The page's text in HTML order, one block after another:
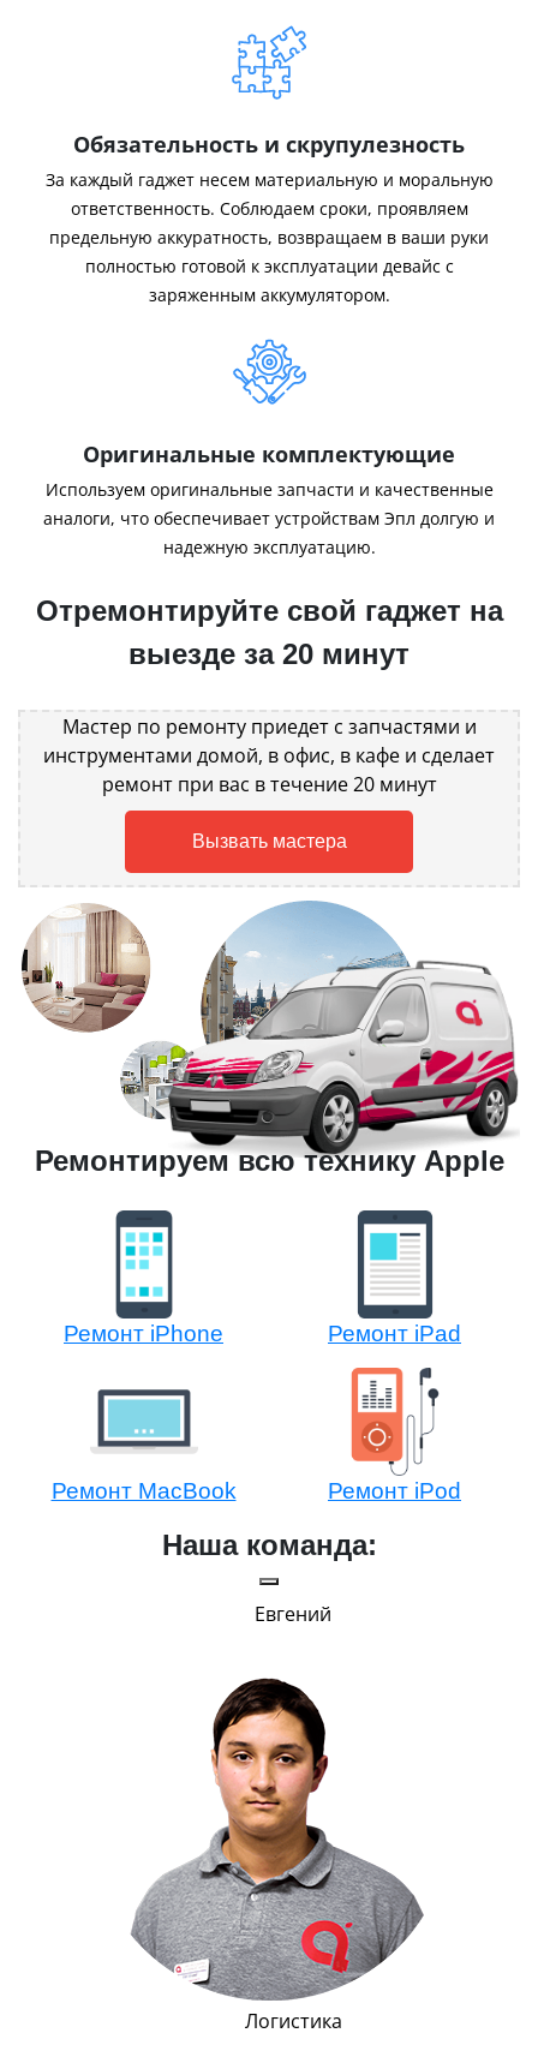
Обязательность и скрупулезность
За каждый гаджет несем материальную и моральную
ответственность. Соблюдаем сроки, проявляем
предельную аккуратность, возвращаем в ваши руки
полностью готовой к эксплуатации девайс с
заряженным аккумулятором.
Оригинальные комплектующие
Используем оригинальные запчасти и качественные
аналоги, что обеспечивает устройствам Эпл долгую и
надежную эксплуатацию.
Отремонтируйте свой гаджет на
выезде за 20 минут
Мастер по ремонту приедет с запчастями и
инструментами домой, в офис, в кафе и сделает
ремонт при вас в течение 20 минут
Вызвать мастера
Ремонтируем всю технику Apple
Ремонт iPhone Ремонт iPad
Ремонт MacBook Ремонт iPod
Наша команда:
Евгений
Логистика